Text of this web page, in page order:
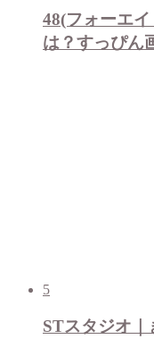
48(フォーエ
は？すっぴん
5
STスタジオ